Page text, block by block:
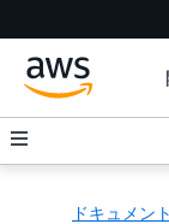
ドキュメント